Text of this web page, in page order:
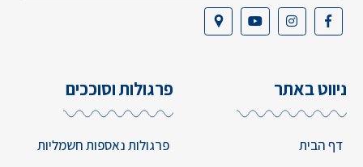
ניווט באתר
דף הבית
פרגולות וסוככים
פרגולות נאספות חשמליות